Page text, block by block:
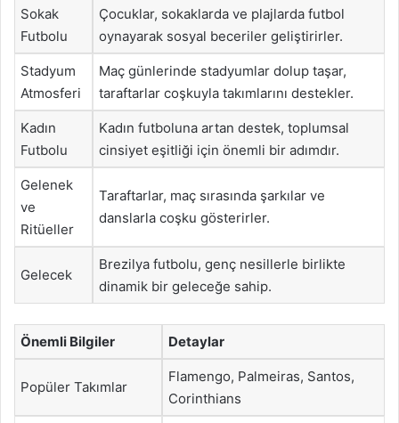
Sokak
Futbolu
Çocuklar, sokaklarda ve plajlarda futbol
oynayarak sosyal beceriler geliştirirler.
Stadyum
Atmosferi
Maç günlerinde stadyumlar dolup taşar,
taraftarlar coşkuyla takımlarını destekler.
Kadın
Futbolu
Kadın futboluna artan destek, toplumsal
cinsiyet eşitliği için önemli bir adımdır.
Gelenek
ve
Ritüeller
Taraftarlar, maç sırasında şarkılar ve
danslarla coşku gösterirler.
Gelecek
Brezilya futbolu, genç nesillerle birlikte
dinamik bir geleceğe sahip.
Önemli Bilgiler Detaylar
Popüler Takımlar
Flamengo, Palmeiras, Santos,
Corinthians